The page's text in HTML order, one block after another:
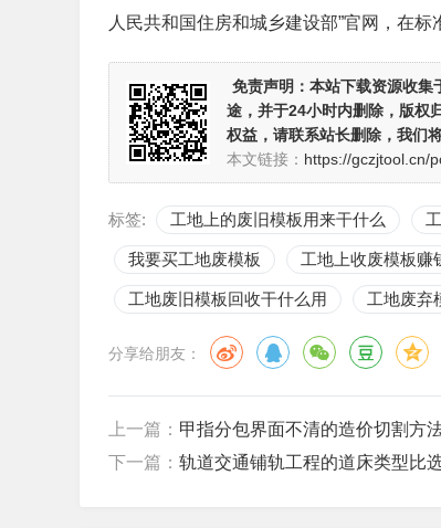
人民共和国住房和城乡建设部”官网，在标
免责声明： 本站下载资源收集
途，并于24小时内删除，版权
权益，请联系站长删除，我们
本文链接： https://gczjtool.cn/
标签: 工地上的废旧模板用来干什么
我要买工地废模板 工地上收废模板赚
工地废旧模板回收干什么用 工地废弃
分享给朋友：
上一篇： 甲指分包界面不清的造价切割方
下一篇： 轨道交通铺轨工程的道床类型比